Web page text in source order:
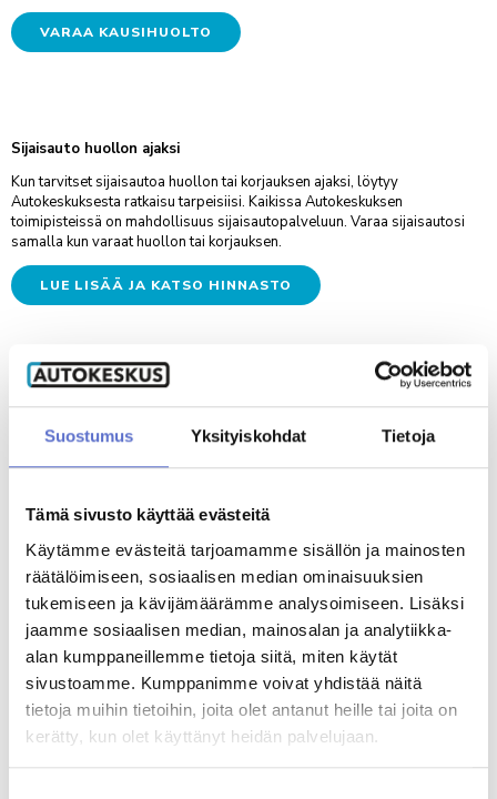
Suostumus Yksityiskohdat Tietoja
Tämä sivusto käyttää evästeitä
Käytämme evästeitä tarjoamamme sisällön ja mainosten
räätälöimiseen, sosiaalisen median ominaisuuksien
tukemiseen ja kävijämäärämme analysoimiseen. Lisäksi
jaamme sosiaalisen median, mainosalan ja analytiikka-
alan kumppaneillemme tietoja siitä, miten käytät
sivustoamme. Kumppanimme voivat yhdistää näitä
tietoja muihin tietoihin, joita olet antanut heille tai joita on
kerätty, kun olet käyttänyt heidän palvelujaan.
Hallinto
Markkinointi & viestintä
Reklamaatio
PALVELUHAKU
OTA YHTEYTTÄ
VARAA KAUSIHUOLTO
Sijaisauto huollon ajaksi
Kun tarvitset sijaisautoa huollon tai korjauksen ajaksi, löytyy
Autokeskuksesta ratkaisu tarpeisiisi. Kaikissa Autokeskuksen
toimipisteissä on mahdollisuus sijaisautopalveluun. Varaa sijaisautosi
samalla kun varaat huollon tai korjauksen.
LUE LISÄÄ JA KATSO HINNASTO
Nouto- ja palautuspalvelu
Kätevä nouto- ja palautuspalvelumme hakee autosi huoltoon tai
LUE LISÄÄ
Huollon rahoitus
Tarjoamme monipuoliset rahoitusvaihtoehdot huollon, varaosien,
lisävarusteiden sekä korjausten maksamiseen. Tutustu eri
rahoitusvaihtoehtoihimme.